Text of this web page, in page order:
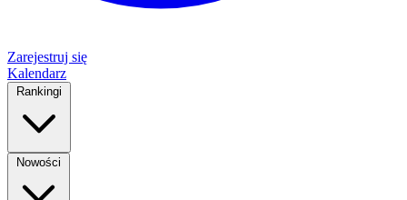
Zarejestruj się
Kalendarz
Rankingi
Nowości